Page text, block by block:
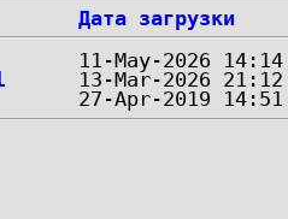
Дата загрузки